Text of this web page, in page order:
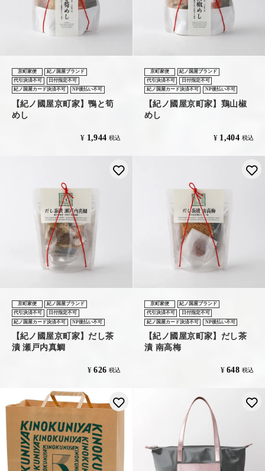
京町家便
紀ノ国屋ブランド
代引決済不可
日付指定不可
紀ノ国屋カード決済不可
NP後払い不可
【紀ノ國屋京町家】鴨と筍
めし
¥ 1,944 税込
京町家便
紀ノ国屋ブランド
代引決済不可
日付指定不可
紀ノ国屋カード決済不可
NP後払い不可
【紀ノ國屋京町家】鶏山椒
めし
¥ 1,404 税込
京町家便
紀ノ国屋ブランド
代引決済不可
日付指定不可
紀ノ国屋カード決済不可
NP後払い不可
【紀ノ國屋京町家】だし茶
漬 瀬戸内真鯛
¥ 626 税込
京町家便
紀ノ国屋ブランド
代引決済不可
日付指定不可
紀ノ国屋カード決済不可
NP後払い不可
【紀ノ國屋京町家】だし茶
漬 南高梅
¥ 648 税込
お気に入りに登録する